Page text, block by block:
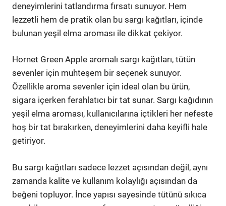
deneyimlerini tatlandırma fırsatı sunuyor. Hem
lezzetli hem de pratik olan bu sargı kağıtları, içinde
bulunan yeşil elma aroması ile dikkat çekiyor.
Hornet Green Apple aromalı sargı kağıtları, tütün
sevenler için muhteşem bir seçenek sunuyor.
Özellikle aroma sevenler için ideal olan bu ürün,
sigara içerken ferahlatıcı bir tat sunar. Sargı kağıdının
yeşil elma aroması, kullanıcılarına içtikleri her nefeste
hoş bir tat bırakırken, deneyimlerini daha keyifli hale
getiriyor.
Bu sargı kağıtları sadece lezzet açısından değil, aynı
zamanda kalite ve kullanım kolaylığı açısından da
beğeni topluyor. İnce yapısı sayesinde tütünü sıkıca